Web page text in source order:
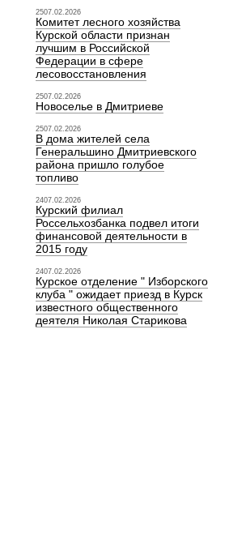
2507.02.2026
Комитет лесного хозяйства
Курской области признан
лучшим в Российской
Федерации в сфере
лесовосстановления
2507.02.2026
Новоселье в Дмитриеве
2507.02.2026
В дома жителей села
Генеральшино Дмитриевского
района пришло голубое
топливо
2407.02.2026
Курский филиал
Россельхозбанка подвел итоги
финансовой деятельности в
2015 году
2407.02.2026
Курское отделение " Изборского
клуба " ожидает приезд в Курск
известного общественного
деятеля Николая Старикова